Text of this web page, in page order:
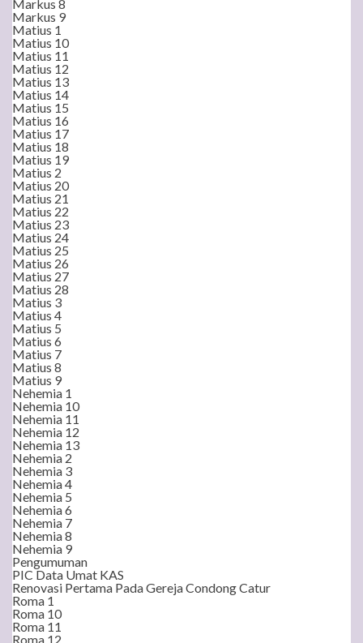
Markus 8
Markus 9
Matius 1
Matius 10
Matius 11
Matius 12
Matius 13
Matius 14
Matius 15
Matius 16
Matius 17
Matius 18
Matius 19
Matius 2
Matius 20
Matius 21
Matius 22
Matius 23
Matius 24
Matius 25
Matius 26
Matius 27
Matius 28
Matius 3
Matius 4
Matius 5
Matius 6
Matius 7
Matius 8
Matius 9
Nehemia 1
Nehemia 10
Nehemia 11
Nehemia 12
Nehemia 13
Nehemia 2
Nehemia 3
Nehemia 4
Nehemia 5
Nehemia 6
Nehemia 7
Nehemia 8
Nehemia 9
Pengumuman
PIC Data Umat KAS
Renovasi Pertama Pada Gereja Condong Catur
Roma 1
Roma 10
Roma 11
Roma 12